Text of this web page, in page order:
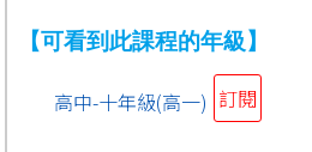
【可看到此課程的年級】
高中-十年級(高一) 訂閱